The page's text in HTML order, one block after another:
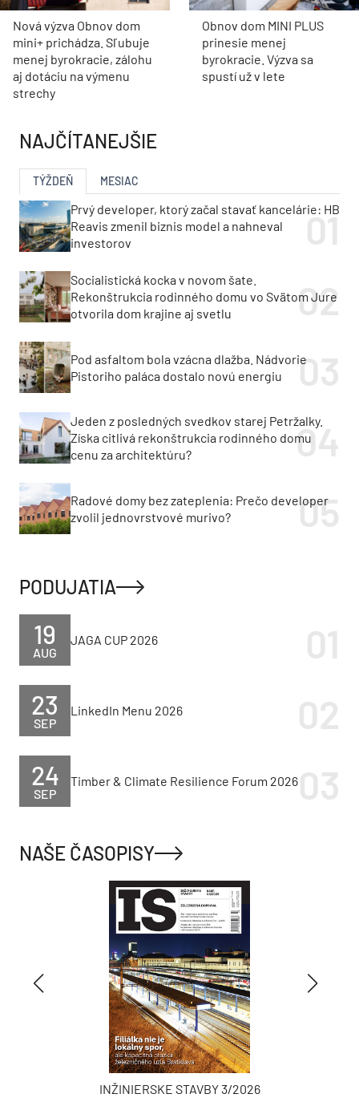
Nová výzva Obnov dom
mini+ prichádza. Sľubuje
menej byrokracie, zálohu
aj dotáciu na výmenu
strechy
Obnov dom MINI PLUS
prinesie menej
byrokracie. Výzva sa
spustí už v lete
NAJČÍTANEJŠIE
TÝŽDEŇ MESIAC
Prvý developer, ktorý začal stavať kancelárie: HB
Reavis zmenil biznis model a nahneval
investorov
Socialistická kocka v novom šate.
Rekonštrukcia rodinného domu vo Svätom Jure
otvorila dom krajine aj svetlu
Pod asfaltom bola vzácna dlažba. Nádvorie
Pistoriho paláca dostalo novú energiu
Jeden z posledných svedkov starej Petržalky.
Získa citlivá rekonštrukcia rodinného domu
cenu za architektúru?
Radové domy bez zateplenia: Prečo developer
zvolil jednovrstvové murivo?
PODUJATIA
AUG
19 JAGA CUP 2026
SEP
23 LinkedIn Menu 2026
SEP
24 Timber & Climate Resilience Forum 2026
NAŠE ČASOPISY
INŽINIERSKE STAVBY 3/2026